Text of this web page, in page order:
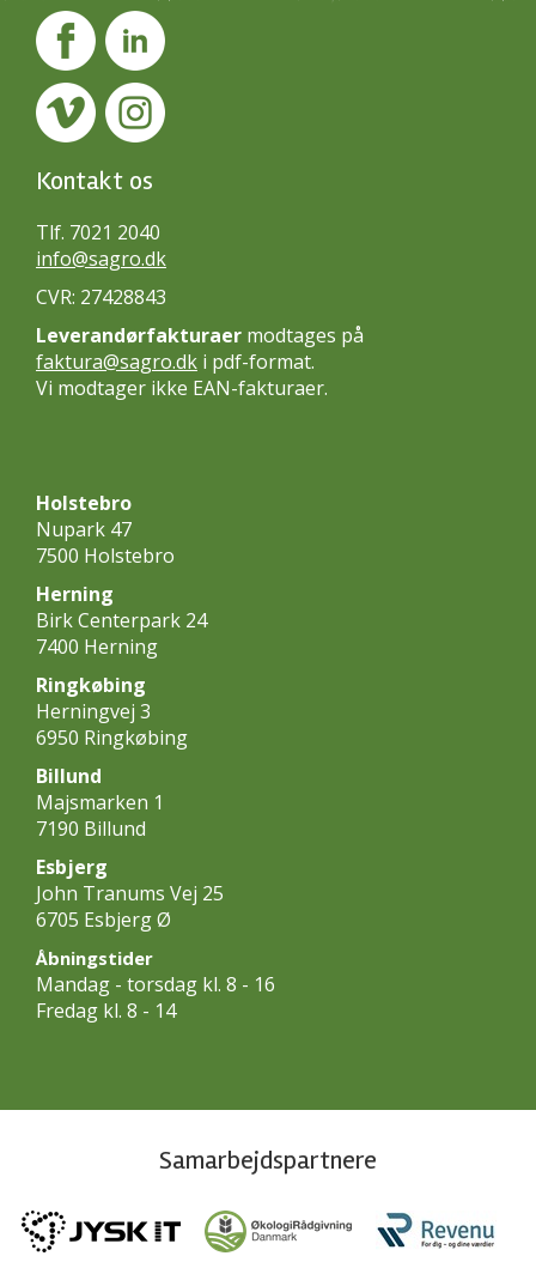
Kontakt os
Tlf. 7021 2040
info@sagro.dk
CVR: 27428843
Leverandørfakturaer modtages på
faktura@sagro.dk i pdf-format.
Vi modtager ikke EAN-fakturaer.
Holstebro
Nupark 47
7500 Holstebro
Herning
Birk Centerpark 24
7400 Herning
Ringkøbing
Herningvej 3
6950 Ringkøbing
Billund
Majsmarken 1
7190 Billund
Esbjerg
John Tranums Vej 25
6705 Esbjerg Ø
Åbningstider
Mandag - torsdag kl. 8 - 16
Fredag kl. 8 - 14
Samarbejdspartnere